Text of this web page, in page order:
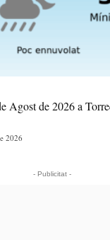
Agost de 2026 a
2026
- Publicitat -